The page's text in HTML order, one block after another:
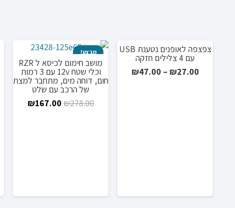
מבצע! צפצפה לאופנים נטענת USB
עם 4 צלילים חזקה
₪27.00
–
₪47.00
מחירים:
מבצע!
מושב חימום לכיסא ל RZR
וכלי שטח 12v עם 3 רמות
חום, דוחה מים, מתחבר למצת
של הרכב עם שלט
₪278.00
המחיר ₪167.00